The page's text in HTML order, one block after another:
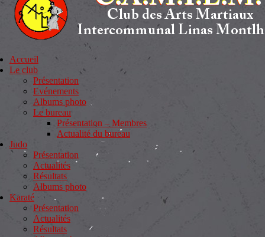
Accueil
Le club
Présentation
Evénements
Albums photo
Le bureau
Présentation – Membres
Actualité du bureau
Judo
Présentation
Actualités
Résultats
Albums photo
Karaté
Présentation
Actualités
Résultats